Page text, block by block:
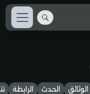
الوثائق الحدث الرابطة